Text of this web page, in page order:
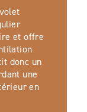
et offre
donc un
une
en